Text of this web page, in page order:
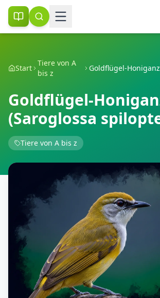
Start
Tiere von A
bis z
Goldflügel-
(Saroglossa
Tiere von A bis z